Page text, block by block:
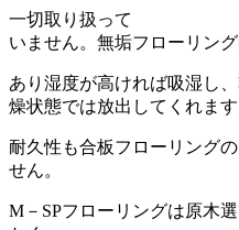
時
一切取り扱って
いません。無垢フローリン
あり湿度が高ければ吸湿し
燥状態では放出してくれます
耐久性も合板フローリング
せん。
M－SPフローリングは原木